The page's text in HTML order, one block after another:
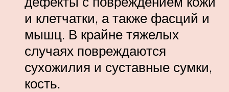
и клетчатки, а также фасций и
мышц. В крайне тяжелых
случаях повреждаются
сухожилия и суставные сумки,
кость.